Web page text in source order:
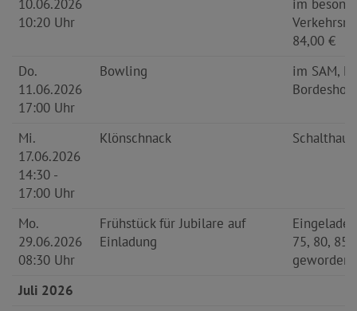
10.06.2026
10:20 Uhr
im
84,00 €
Do.
11.06.2026
17:00 Uhr
Bowling
im SAM,
Mi.
17.06.2026
14:30 -
17:00 Uhr
Klönschnack
Mo.
29.06.2026
08:30 Uhr
Frühstück für Jubilare auf
Einladung
75, 80, 85,
geworden
Juli 2026